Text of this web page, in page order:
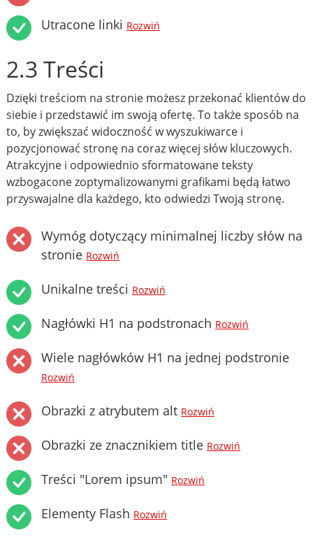
Utracone linki Rozwiń
2.3 Treści
Dzięki treściom na stronie możesz przekonać klientów do
siebie i przedstawić im swoją ofertę. To także sposób na
to, by zwiększać widoczność w wyszukiwarce i
pozycjonować stronę na coraz więcej słów kluczowych.
Atrakcyjne i odpowiednio sformatowane teksty
wzbogacone zoptymalizowanymi grafikami będą łatwo
przyswajalne dla każdego, kto odwiedzi Twoją stronę.
Wymóg dotyczący minimalnej liczby słów na
stronie Rozwiń
Unikalne treści Rozwiń
Nagłówki H1 na podstronach Rozwiń
Wiele nagłówków H1 na jednej podstronie
Rozwiń
Obrazki z atrybutem alt Rozwiń
Obrazki ze znacznikiem title Rozwiń
Treści "Lorem ipsum" Rozwiń
Elementy Flash Rozwiń